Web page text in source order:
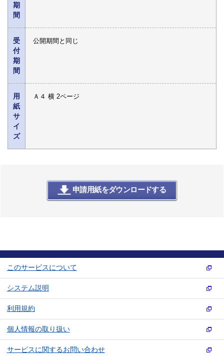
期
間
受
付
期
間
公開期間と同じ
用
紙
サ
イ
ズ
Ａ４ 横 2ページ
申請用紙をダウンロードする
このサービスについて
システム説明
利用規約
個人情報の取り扱い
サービスに関するお問い合わせ